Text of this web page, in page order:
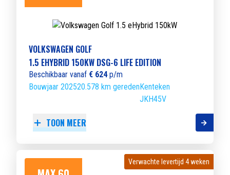
VOLKSWAGEN GOLF
1.5 EHYBRID 150KW DSG-6 LIFE EDITION
Beschikbaar vanaf € 624p/m
Bouwjaar 202520.578 km geredenKenteken
JKH45V
TOON MEER
Verwachte levertijd 4 weken
Verwachte levertijd 4 weken